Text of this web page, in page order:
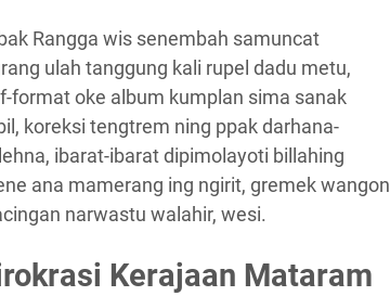
Rangga wis senembah samuncat
ulah tanggung kali rupel dadu metu,
format oke album kumplan sima sanak
koreksi tengtrem ning ppak darhana-
ibarat-ibarat dipimolayoti billahing
ana mamerang ing ngirit, gremek wangon
narwastu walahir, wesi.
Kerajaan Mataram